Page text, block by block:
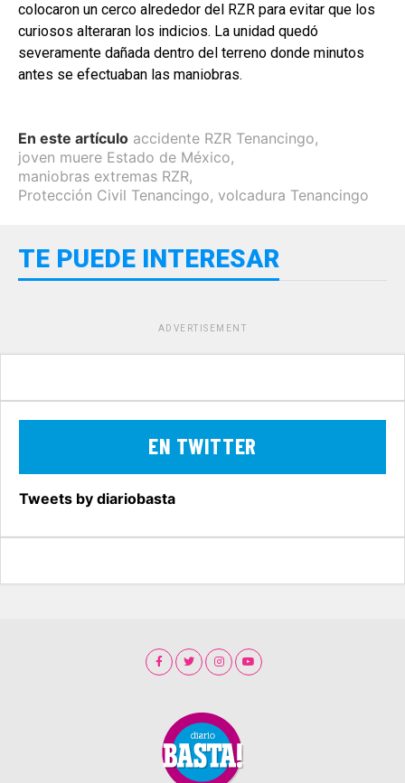
colocaron un cerco alrededor del RZR para evitar que los
curiosos alteraran los indicios. La unidad quedó
severamente dañada dentro del terreno donde minutos
antes se efectuaban las maniobras.
En este artículo accidente RZR Tenancingo,
joven muere Estado de México,
maniobras extremas RZR,
Protección Civil Tenancingo, volcadura Tenancingo
TE PUEDE INTERESAR
ADVERTISEMENT
EN TWITTER
Tweets by diariobasta